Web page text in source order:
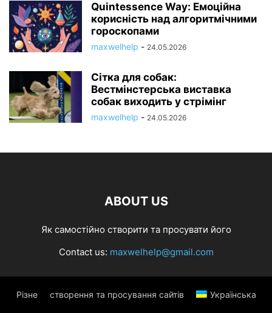
Quintessence Way: Емоційна
корисність над алгоритмічними
гороскопами
maxwelhelp - 24.05.2026
Сітка для собак:
Вестмінстерська виставка
собак виходить у стрімінг
maxwelhelp - 24.05.2026
ABOUT US
Як самостійно створити та просувати його
Contact us: maxwelhelp@gmail.com
Різне створення та просування сайтів Українська